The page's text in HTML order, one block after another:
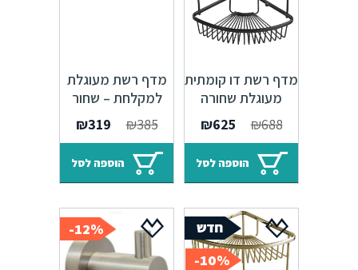
מדף רשת דו קומתית
מעוגלת שחורה
₪688
המחיר
המקורי
היה:
₪688.
₪625
הנוכחי
הוא:
₪625.
הוספה לסל
מדף רשת מעוגלת
למקלחת – שחור
₪385
המחיר
המקורי
היה:
₪385.
₪319
הנוכחי
הוא:
₪319.
הוספה לסל
10%-
12%-